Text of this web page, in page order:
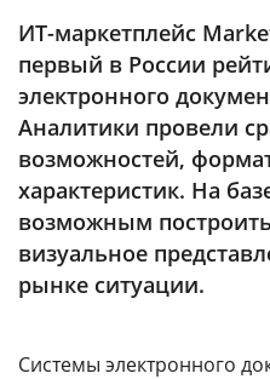
Аналитика
Конференции
Техника
Об
издании
Max
Telegram
VK
ИТ-маркетплейс
первый в России
электронного
Аналитики провели
возможностей,
характеристик. На
возможным
визуальное
рынке ситуации.
Системы электронного